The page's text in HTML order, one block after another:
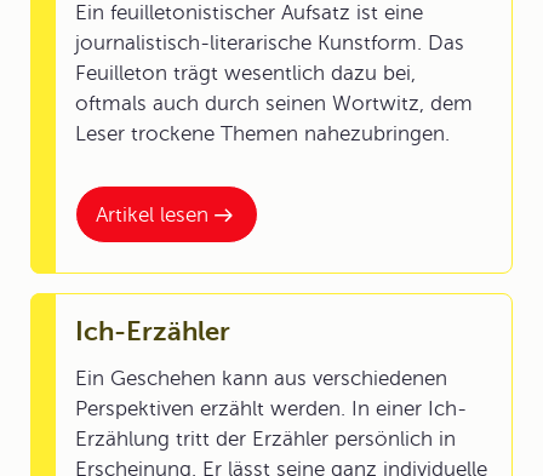
Artikel lesen
Ein feuilletonistischer Aufsatz ist eine
journalistisch-literarische Kunstform. Das
Feuilleton trägt wesentlich dazu bei,
oftmals auch durch seinen Wortwitz, dem
Leser trockene Themen nahezubringen.
Ich-Erzähler
Ein Geschehen kann aus verschiedenen
Perspektiven erzählt werden. In einer Ich-
Erzählung tritt der Erzähler persönlich in
Erscheinung. Er lässt seine ganz individuelle